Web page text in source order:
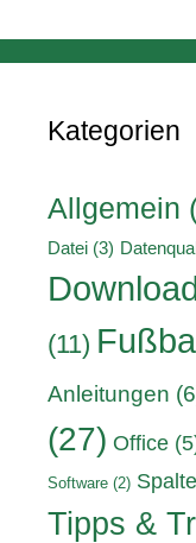
Kategorien
Allgemein
Datei (3)
(11)
Anleitungen
(27) Office
Software (2)
Tipps &